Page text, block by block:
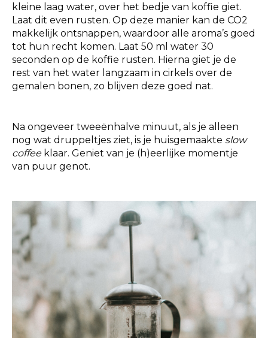
kleine laag water, over het bedje van koffie giet.
Laat dit even rusten. Op deze manier kan de CO2
makkelijk ontsnappen, waardoor alle aroma’s goed
tot hun recht komen. Laat 50 ml water 30
seconden op de koffie rusten. Hierna giet je de
rest van het water langzaam in cirkels over de
gemalen bonen, zo blijven deze goed nat.
Na ongeveer tweeënhalve minuut, als je alleen
nog wat druppeltjes ziet, is je huisgemaakte slow
coffeeklaar. Geniet van je (h)eerlijke momentje
van puur genot.